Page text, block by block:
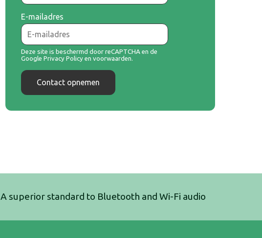
E-mailadres
Deze site is beschermd door reCAPTCHA en de
GooglePrivacy Policy envoorwaarden.
Contact opnemen
A superior standard to Bluetooth and Wi-Fi audio